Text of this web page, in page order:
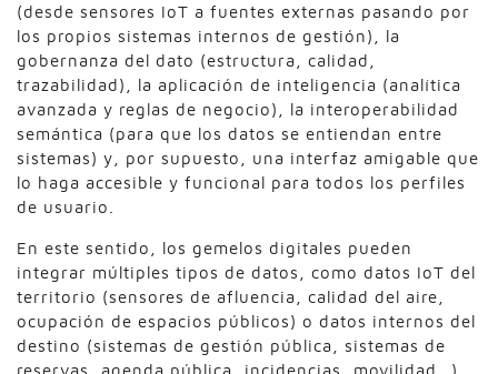
(desde sensores IoT a fuentes externas pasando por
los propios sistemas internos de gestión), la
gobernanza del dato (estructura, calidad,
trazabilidad), la aplicación de inteligencia (analítica
avanzada y reglas de negocio), la interoperabilidad
semántica (para que los datos se entiendan entre
sistemas) y, por supuesto, una interfaz amigable que
lo haga accesible y funcional para todos los perfiles
de usuario.
En este sentido, los gemelos digitales pueden
integrar múltiples tipos de datos, como datos IoT del
territorio (sensores de afluencia, calidad del aire,
ocupación de espacios públicos) o datos internos del
destino (sistemas de gestión pública, sistemas de
reservas, agenda pública, incidencias, movilidad…).